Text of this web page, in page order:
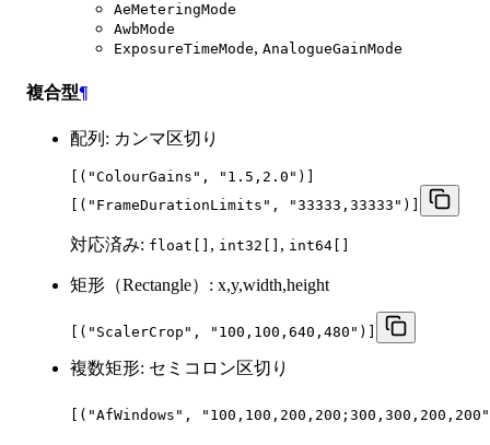
AeMeteringMode
AwbMode
ExposureTimeMode, AnalogueGainMode
複合型¶
配列: カンマ区切り
[("ColourGains", "1.5,2.0")]
[("FrameDurationLimits", "33333,33333")]
対応済み: float[] , int32[] , int64[]
矩形（Rectangle）: x,y,width,height
[("ScalerCrop", "100,100,640,480")]
複数矩形: セミコロン区切り
[("AfWindows",